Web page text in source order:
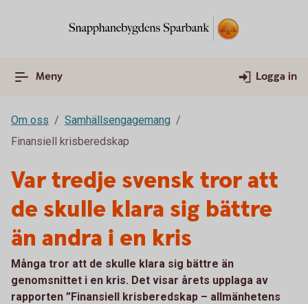
Meny Logga in
Om oss
Samhällsengagemang
Finansiell krisberedskap
Var tredje svensk tror att
de skulle klara sig bättre
än andra i en kris
Många tror att de skulle klara sig bättre än
genomsnittet i en kris. Det visar årets upplaga av
rapporten ”Finansiell krisberedskap – allmänhetens